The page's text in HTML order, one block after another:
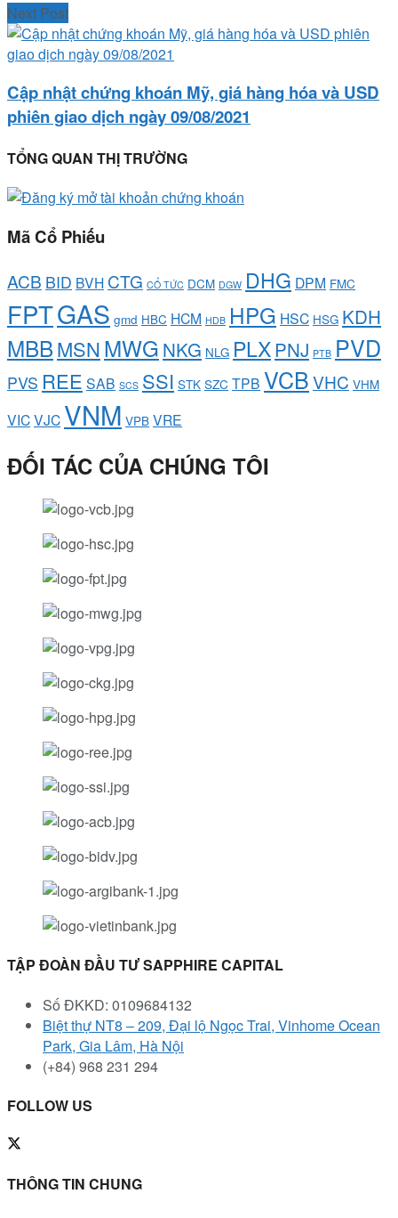
Next Post
Cập nhật chứng khoán Mỹ, giá hàng hóa và USD
phiên giao dịch ngày 09/08/2021
TỔNG QUAN THỊ TRƯỜNG
Mã Cổ Phiếu
ACB BID BVH CTG CỔ TỨC DCM DGW DHG DPM FMC
FPTGAS gmd HBC HCM HDB HPG HSC HSG KDH
MBBMSNMWG NKG NLG PLXPNJ PTB PVD
PVS REE SAB SCS SSI STK SZC TPB VCBVHC VHM
VICVJC VNM VPB VRE
ĐỐI TÁC CỦA CHÚNG TÔI
TẬP ĐOÀN ĐẦU TƯ SAPPHIRE CAPITAL
Số ĐKKD: 0109684132
Biệt thự NT8 – 209, Đại lộ Ngọc Trai, Vinhome Ocean
Park, Gia Lâm, Hà Nội
(+84) 968 231 294
FOLLOW US
THÔNG TIN CHUNG